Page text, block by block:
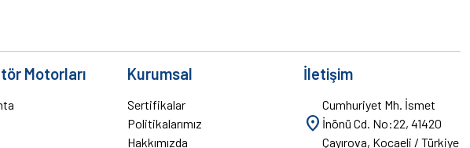
Motorları Kurumsal
Sertifikalar
Politikalarımız
Hakkımızda
İletişim
location_on
Cumhuriyet Mh. İsmet
İnönü Cd. No:22, 41420
Çayırova, Kocaeli / Türkiye